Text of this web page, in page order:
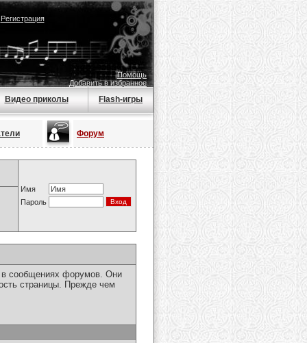
Регистрация
Помощь
Добавить в избранное
Видео приколы Flash-игры
Форум
Имя
Пароль
в сообщениях форумов. Они
страницы. Прежде чем